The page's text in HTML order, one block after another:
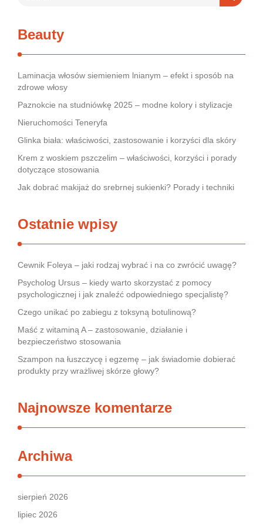
Beauty
Laminacja włosów siemieniem lnianym – efekt i sposób na
zdrowe włosy
Paznokcie na studniówkę 2025 – modne kolory i stylizacje
Nieruchomości Teneryfa
Glinka biała: właściwości, zastosowanie i korzyści dla skóry
Krem z woskiem pszczelim – właściwości, korzyści i porady
dotyczące stosowania
Jak dobrać makijaż do srebrnej sukienki? Porady i techniki
Ostatnie wpisy
Cewnik Foleya – jaki rodzaj wybrać i na co zwrócić uwagę?
Psycholog Ursus – kiedy warto skorzystać z pomocy
psychologicznej i jak znaleźć odpowiedniego specjalistę?
Czego unikać po zabiegu z toksyną botulinową?
Maść z witaminą A – zastosowanie, działanie i
bezpieczeństwo stosowania
Szampon na łuszczycę i egzemę – jak świadomie dobierać
produkty przy wrażliwej skórze głowy?
Najnowsze komentarze
Archiwa
sierpień 2026
lipiec 2026